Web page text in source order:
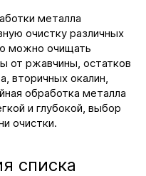
металла
очистку различных
можно очищать
от ржавчины, остатков
вторичных окалин,
обработка металла
и глубокой, выбор
очистки.
списка